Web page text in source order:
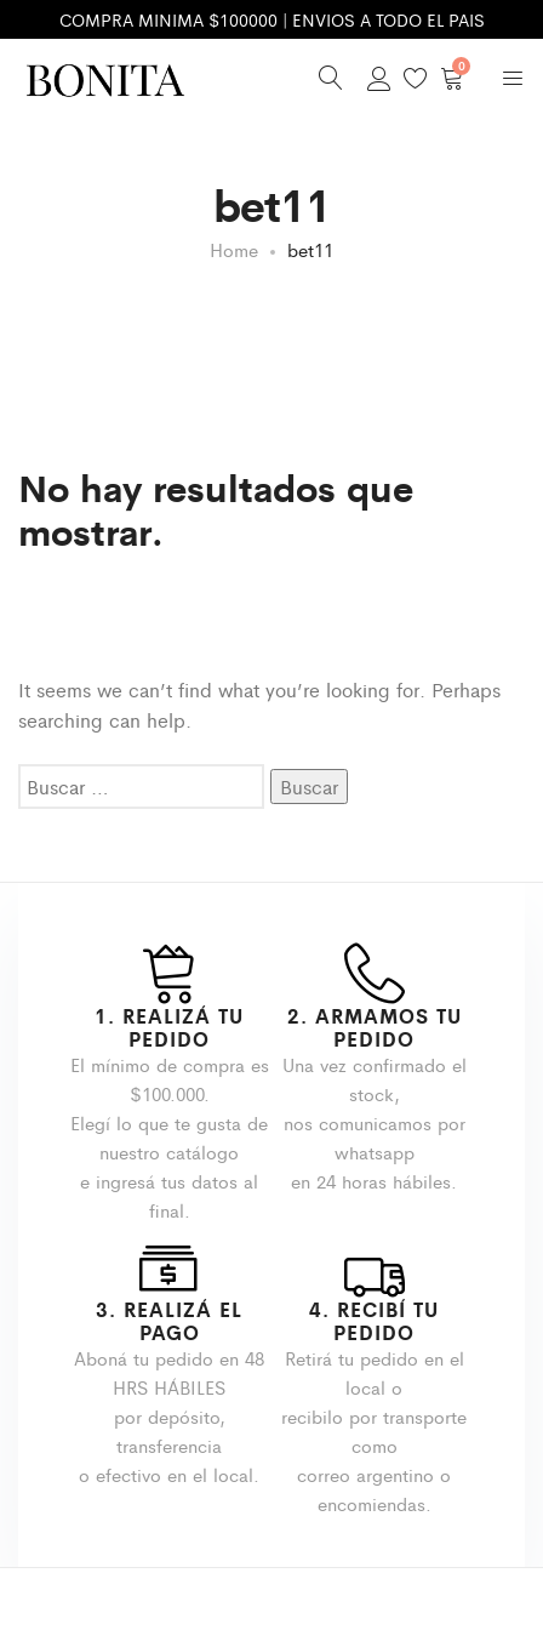
COMPRA MINIMA $100000 | ENVIOS A TODO EL PAIS
0
bet11
Home bet11
No hay resultados que
mostrar.
It seems we can’t find what you’re looking for. Perhaps
searching can help.
Buscar:
1. REALIZÁ TU
PEDIDO
El mínimo de compra es
$100.000.
Elegí lo que te gusta de
nuestro catálogo
e ingresá tus datos al
final.
2. ARMAMOS TU
PEDIDO
Una vez confirmado el
stock,
nos comunicamos por
whatsapp
en 24 horas hábiles.
3. REALIZÁ EL
PAGO
Aboná tu pedido en 48
HRS HÁBILES
por depósito,
transferencia
o efectivo en el local.
4. RECIBÍ TU
PEDIDO
Retirá tu pedido en el
local o
recibilo por transporte
como
correo argentino o
encomiendas.